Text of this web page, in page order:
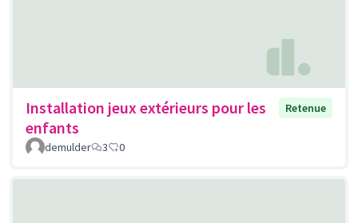
Installation jeux extérieurs pour les
enfants
Retenue
demulder 3 0